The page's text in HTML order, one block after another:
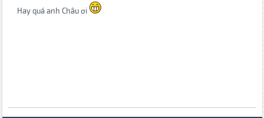
Hay quá anh Châu ơi